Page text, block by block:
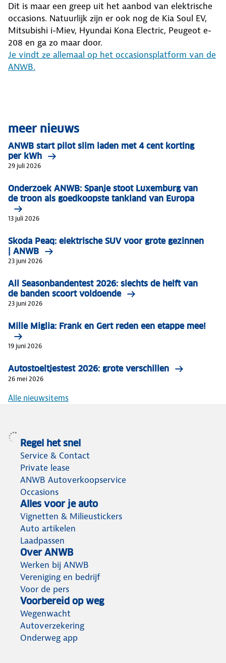
Dit is maar een greep uit het aanbod van elektrische
occasions. Natuurlijk zijn er ook nog de Kia Soul EV,
Mitsubishi i-Miev, Hyundai Kona Electric, Peugeot e-
208 en ga zo maar door.
Je vindt ze allemaal op het occasionsplatform van de
ANWB.
meer nieuws
ANWB start pilot slim laden met 4 cent korting
per kWh
29 juli 2026
Onderzoek ANWB: Spanje stoot Luxemburg van
de troon als goedkoopste tankland van Europa
13 juli 2026
Skoda Peaq: elektrische SUV voor grote gezinnen
| ANWB
23 juni 2026
All Seasonbandentest 2026: slechts de helft van
de banden scoort voldoende
23 juni 2026
Mille Miglia: Frank en Gert reden een etappe mee!
19 juni 2026
Autostoeltjestest 2026: grote verschillen
26 mei 2026
Alle nieuwsitems
Regel het snel
Service & Contact
Private lease
ANWB Autoverkoopservice
Occasions
Alles voor je auto
Vignetten & Milieustickers
Auto artikelen
Laadpassen
Over ANWB
Werken bij ANWB
Vereniging en bedrijf
Voor de pers
Voorbereid op weg
Wegenwacht
Autoverzekering
Onderweg app